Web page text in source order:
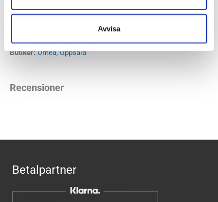
Avvisa
Mizunos artikelnummer:J1GM2620
Foggy Dew/Dark Slate/White
Butiker:Umeå,Uppsala
Recensioner
Betalpartner